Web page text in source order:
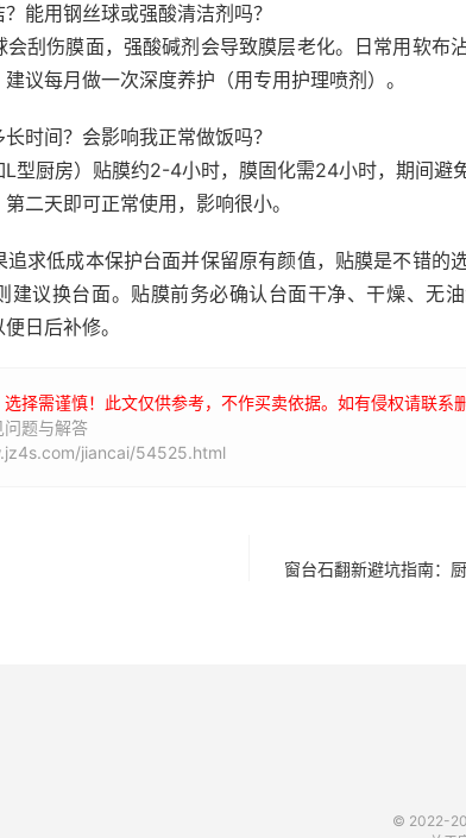
能用钢丝球或强酸清洁剂吗？
刮伤膜面，强酸碱剂会导致膜层老化。日常用软布
议每月做一次深度养护（用专用护理喷剂）。
时间？会影响我正常做饭吗？
型厨房）贴膜约2-4小时，膜固化需24小时，期间避
二天即可正常使用，影响很小。
求低成本保护台面并保留原有颜值，贴膜是不错的
建议换台面。贴膜前务必确认台面干净、干燥、无
日后补修。
择需谨慎！此文仅供参考，不作买卖依据。如有侵权请联系删
题与解答
jiancai/54525.html
窗台石翻新避坑指南：
© 2022-